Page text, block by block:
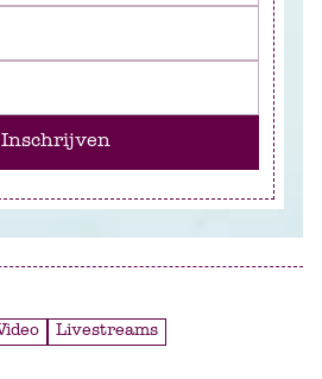
Inschrijven
Video Livestreams